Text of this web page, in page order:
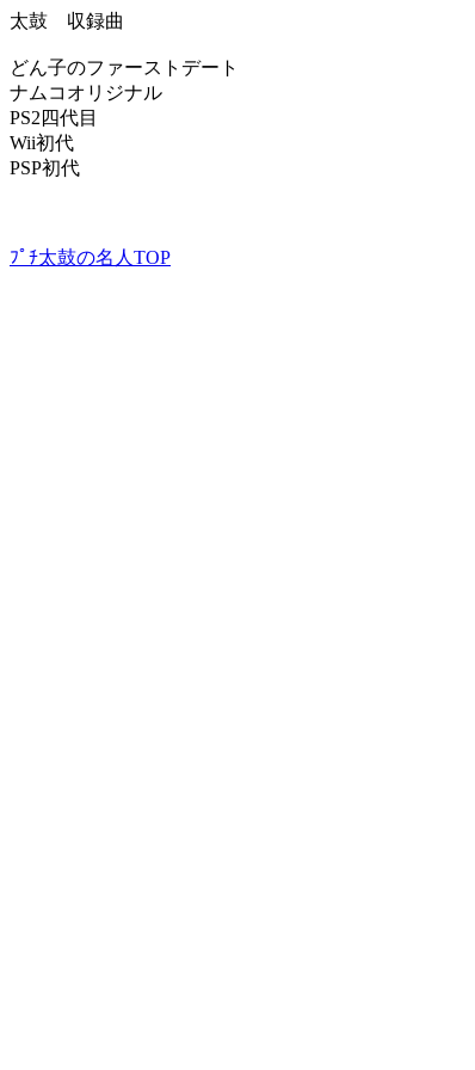
太鼓 収録曲
どん子のファーストデート
ナムコオリジナル
PS2四代目
Wii初代
PSP初代
ﾌﾟﾁ太鼓の名人TOP